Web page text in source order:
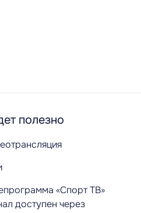
полезно
«Спорт ТВ»
доступен через